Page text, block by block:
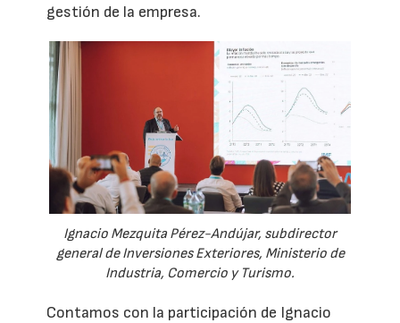
gestión de la empresa.
Ignacio Mezquita Pérez-Andújar, subdirector
general de Inversiones Exteriores, Ministerio de
Industria, Comercio y Turismo.
Contamos con la participación de Ignacio